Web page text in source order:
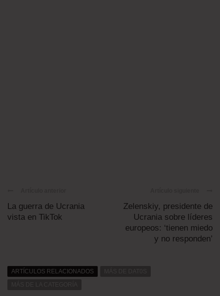
La guerra de Ucrania
vista en TikTok
Zelenskiy, presidente de
Ucrania sobre líderes
europeos: ‘tienen miedo
y no responden’
ARTÍCULOS RELACIONADOS